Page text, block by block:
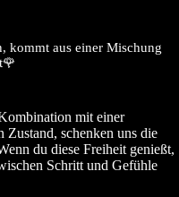
kommt aus einer Mischung
mit einer
Zustand, schenken uns die
du diese Freiheit genießt,
Schritt und Gefühle